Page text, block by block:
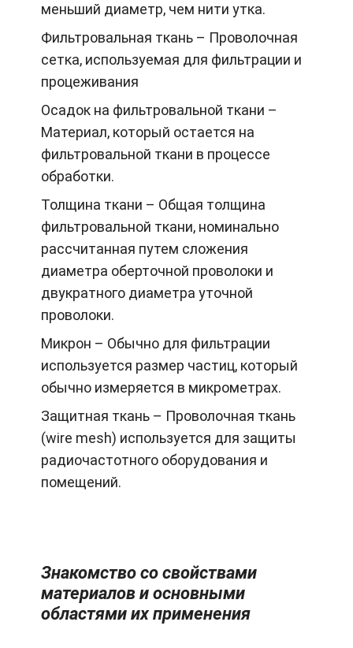
меньший диаметр, чем нити утка.
Фильтровальная ткань – Проволочная
сетка, используемая для фильтрации и
процеживания
Осадок на фильтровальной ткани –
Материал, который остается на
фильтровальной ткани в процессе
обработки.
Толщина ткани – Общая толщина
фильтровальной ткани, номинально
рассчитанная путем сложения
диаметра оберточной проволоки и
двукратного диаметра уточной
проволоки.
Микрон – Обычно для фильтрации
используется размер частиц, который
обычно измеряется в микрометрах.
Защитная ткань – Проволочная ткань
(wire mesh) используется для защиты
радиочастотного оборудования и
помещений.
Знакомство со свойствами
материалов и основными
областями их применения